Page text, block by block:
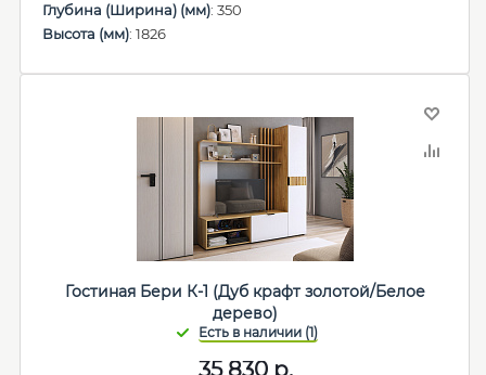
Глубина (Ширина) (мм): 350
Высота (мм): 1826
Гостиная Бери К-1 (Дуб крафт золотой/Белое
дерево)
35 830р.